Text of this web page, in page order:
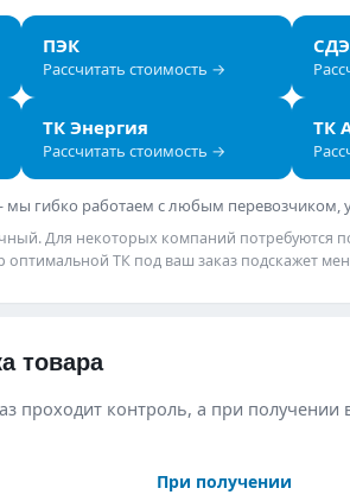
ПЭК
Рассчитать стоимость →
ТК Энергия
Рассчитать стоимость →
ТК
гибко работаем с любым перевозчиком,
Для некоторых компаний потребуются
оптимальной ТК под ваш заказ подскажет
товара
проходит контроль, а при получении
При получении